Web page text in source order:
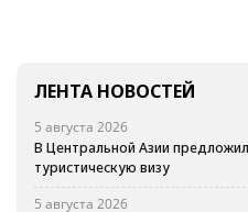
ЛЕНТА НОВОСТЕЙ
5 августа 2026
В Центральной Азии
туристическую визу
5 августа 2026